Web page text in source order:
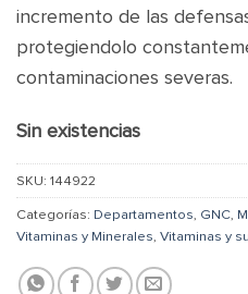
incremento de las
protegiendolo
contaminaciones severas.
Sin existencias
SKU: 144922
Categorías: Departamentos, GNC,
Vitaminas y Minerales, Vitaminas y